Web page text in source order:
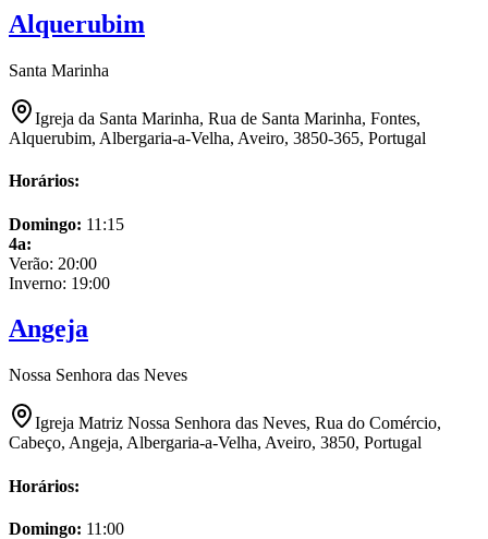
Alquerubim
Santa Marinha
Igreja da Santa Marinha, Rua de Santa Marinha, Fontes,
Alquerubim, Albergaria-a-Velha, Aveiro, 3850-365, Portugal
Horários:
Domingo: 11:15
4a:
Verão: 20:00
Inverno: 19:00
Angeja
Nossa Senhora das Neves
Igreja Matriz Nossa Senhora das Neves, Rua do Comércio,
Cabeço, Angeja, Albergaria-a-Velha, Aveiro, 3850, Portugal
Horários:
Domingo: 11:00